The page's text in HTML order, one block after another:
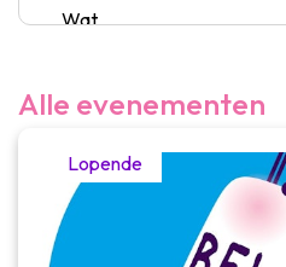
Wat
ERVARINGEN
Alle evenementen
Lopende